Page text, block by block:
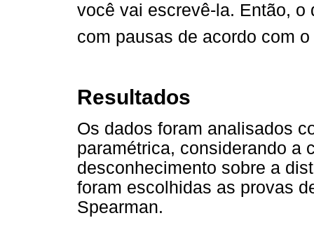
você vai escrevê-la. Então,
com pausas de acordo com
Resultados
Os dados foram analisados
paramétrica, considerando a
desconhecimento sobre a
foram escolhidas as provas
Spearman.